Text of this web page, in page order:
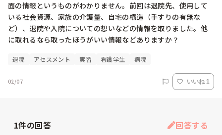
面の情報というものがわかりません。前回は退院先、使用して
いる社会資源、家族の介護量、自宅の構造（手すりの有無な
ど）、退院や入院についての想いなどの情報を取りました。他
に取れるなら取ったほうがいい情報などありますか？
退院 アセスメント 実習 看護学生 病院
02/07 いいね 1
1件の回答 回答する